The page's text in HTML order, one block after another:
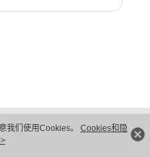
我们使用Cookies。 Cookies和隐
法律声明